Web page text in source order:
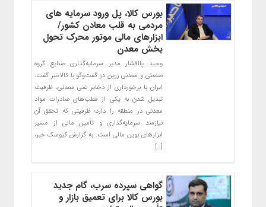
بورس کالا، پل ورود سرمایه های
مردمی به قلب معادن کشور/
ابزارهای مالی موتور محرک تحول
بخش معدن
وحید پاافشار مدیر سرمایه‌گذاری صنایع گروه
صنعتی و معدنی زرین در گفت‌وگو با کالاخبر گفت:
ایران با برخورداری از ذخایر غنی معدنی، ظرفیت
تبدیل شدن به یکی از قطب‌های صادرات مواد
معدنی در منطقه را دارد؛ ظرفیتی که تحقق آن
نیازمند سرمایه‌گذاری و تأمین مالی از مسیر
ابزارهای نوین مالی است. به گزارش کیوسک خبر،
[…]
گواهی سپرده سرب، گام جدید
بورس کالا برای تعمیق بازار و